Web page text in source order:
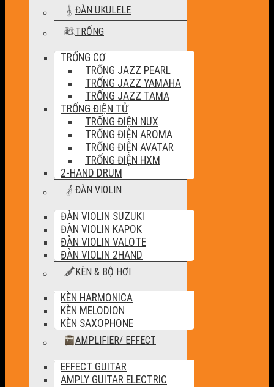
ĐÀN UKULELE
TRỐNG
TRỐNG CƠ
TRỐNG JAZZ PEARL
TRỐNG JAZZ YAMAHA
TRỐNG JAZZ TAMA
TRỐNG ĐIỆN TỬ
TRỐNG ĐIỆN NUX
TRỐNG ĐIỆN AROMA
TRỐNG ĐIỆN AVATAR
TRỐNG ĐIỆN HXM
2-HAND DRUM
ĐÀN VIOLIN
ĐÀN VIOLIN SUZUKI
ĐÀN VIOLIN KAPOK
ĐÀN VIOLIN VALOTE
ĐÀN VIOLIN 2HAND
KÈN & BỘ HƠI
KÈN HARMONICA
KÈN MELODION
KÈN SAXOPHONE
AMPLIFIER/ EFFECT
EFFECT GUITAR
AMPLY GUITAR ELECTRIC